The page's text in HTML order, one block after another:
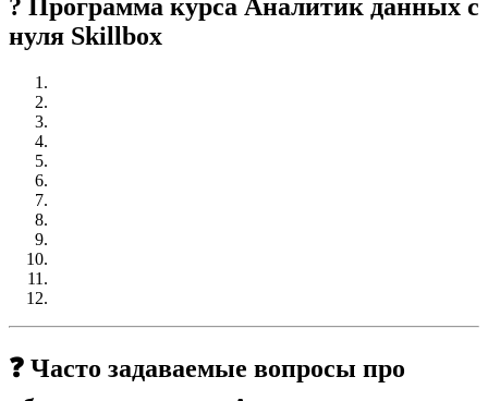
? Программа курса Аналитик данных с
нуля Skillbox
❓ Часто задаваемые вопросы про